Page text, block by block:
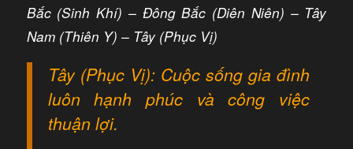
Bắc (Sinh Khí) – Đông Bắc (Diên Niên) – Tây
Nam (Thiên Y) – Tây (Phục Vị)
Tây (Phục Vị): Cuộc sống gia đình
luôn hạnh phúc và công việc
thuận lợi.